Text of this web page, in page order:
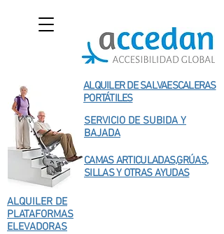
ALQUILER DE SALVAESCALERAS
PORTÁTILES
CAMAS ARTICULADAS,GRÚAS,
SILLAS Y OTRAS AYUDAS
SERVICIO DE SUBIDA Y
BAJADA
ALQUILER DE
PLATAFORMAS
ELEVADORAS